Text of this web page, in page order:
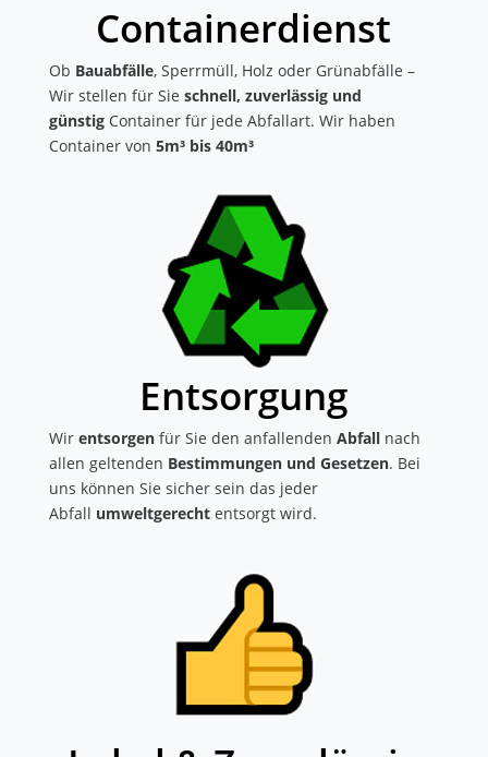
Containerdienst
Ob Bauabfälle, Sperrmüll, Holz oder Grünabfälle –
Wir stellen für Sie schnell, zuverlässig und
günstig Container für jede Abfallart. Wir haben
Container von 5m³ bis 40m³
Entsorgung
Wir entsorgenfür Sie den anfallenden Abfallnach
allen geltenden Bestimmungen und Gesetzen. Bei
uns können Sie sicher sein das jeder
Abfall umweltgerechtentsorgt wird.